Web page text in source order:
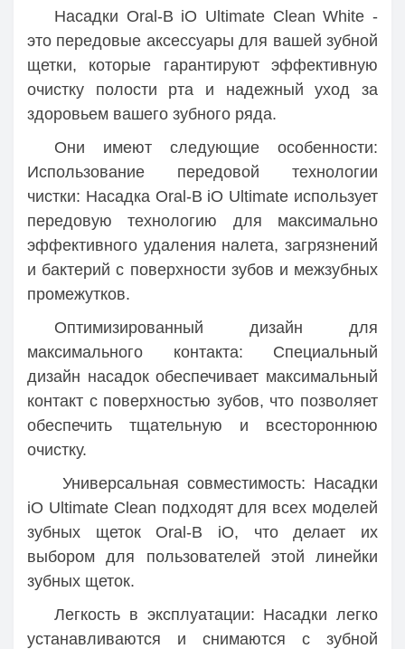
Насадки Oral-B iO Ultimate Clean White -
это передовые аксессуары для вашей зубной
щетки, которые гарантируют эффективную
очистку полости рта и надежный уход за
здоровьем вашего зубного ряда.
Они имеют следующие особенности:
Использование передовой технологии
чистки: Насадка Oral-B iO Ultimate использует
передовую технологию для максимально
эффективного удаления налета, загрязнений
и бактерий с поверхности зубов и межзубных
промежутков.
Оптимизированный дизайн для
максимального контакта: Специальный
дизайн насадок обеспечивает максимальный
контакт с поверхностью зубов, что позволяет
обеспечить тщательную и всестороннюю
очистку.
Универсальная совместимость: Насадки
iO Ultimate Clean подходят для всех моделей
зубных щеток Oral-B iO, что делает их
выбором для пользователей этой линейки
зубных щеток.
Легкость в эксплуатации: Насадки легко
устанавливаются и снимаются с зубной